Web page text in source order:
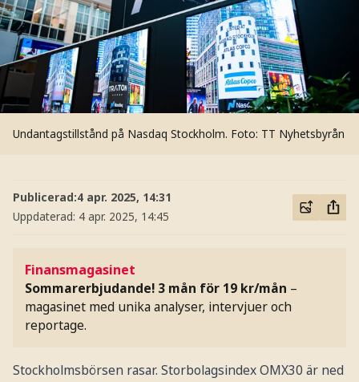
Undantagstillstånd på Nasdaq Stockholm. Foto: TT Nyhetsbyrån
Publicerad:4 apr. 2025, 14:31
Uppdaterad: 4 apr. 2025, 14:45
Finansmagasinet
Sommarerbjudande! 3 mån för 19 kr/mån –
magasinet med unika analyser, intervjuer och
reportage.
Stockholmsbörsen rasar. Storbolagsindex OMX30 är ned